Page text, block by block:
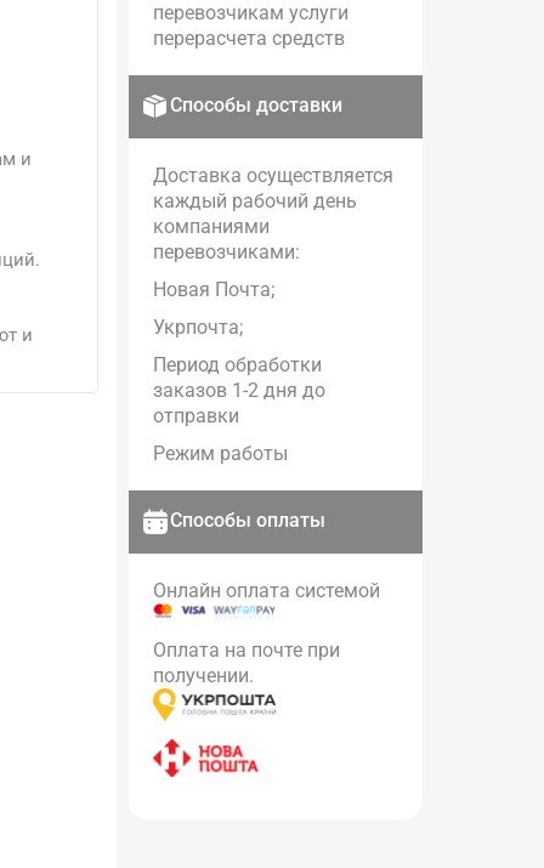
и
и
перевозчикам услуги
перерасчета средств
Способы доставки
Доставка осуществляется
каждый рабочий день
компаниями
перевозчиками:
Новая Почта;
Укрпочта;
Период обработки
заказов 1-2 дня до
отправки
Режим работы
Способы оплаты
Онлайн оплата системой
Оплата на почте при
получении.